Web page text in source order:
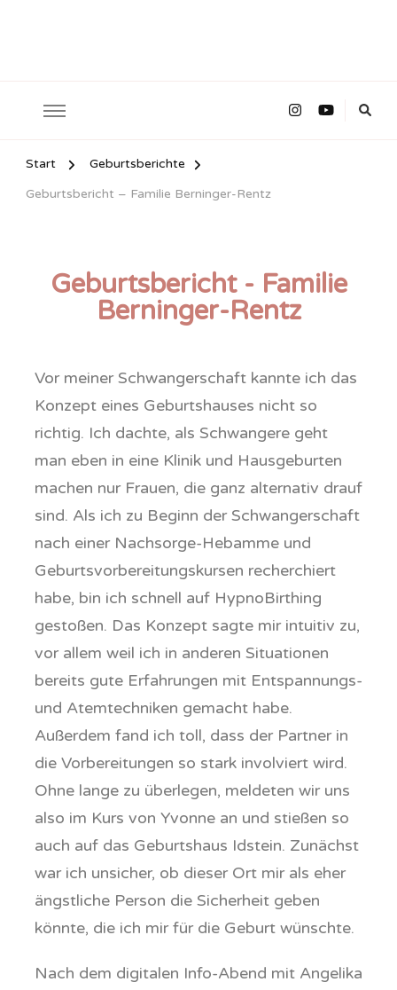
Start
Geburtsberichte
Geburtsbericht – Familie Berninger-Rentz
Geburtsbericht - Familie
Berninger-Rentz
Vor meiner Schwangerschaft kannte ich das
Konzept eines Geburtshauses nicht so
richtig. Ich dachte, als Schwangere geht
man eben in eine Klinik und Hausgeburten
machen nur Frauen, die ganz alternativ drauf
sind. Als ich zu Beginn der Schwangerschaft
nach einer Nachsorge-Hebamme und
Geburtsvorbereitungskursen recherchiert
habe, bin ich schnell auf HypnoBirthing
gestoßen. Das Konzept sagte mir intuitiv zu,
vor allem weil ich in anderen Situationen
bereits gute Erfahrungen mit Entspannungs-
und Atemtechniken gemacht habe.
Außerdem fand ich toll, dass der Partner in
die Vorbereitungen so stark involviert wird.
Ohne lange zu überlegen, meldeten wir uns
also im Kurs von Yvonne an und stießen so
auch auf das Geburtshaus Idstein. Zunächst
war ich unsicher, ob dieser Ort mir als eher
ängstliche Person die Sicherheit geben
könnte, die ich mir für die Geburt wünschte.
Nach dem digitalen Info-Abend mit Angelika